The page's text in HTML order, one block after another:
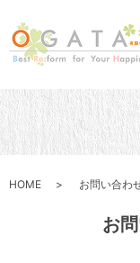
HOME お問い合わ
お